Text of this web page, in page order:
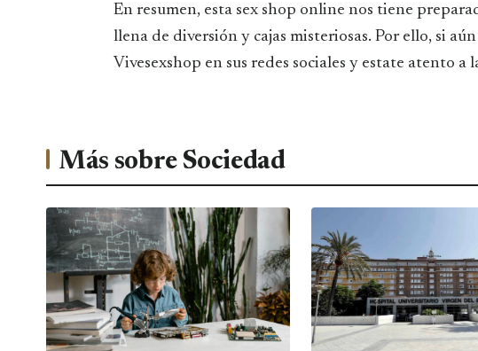
En resumen, esta sex shop online nos tiene
llena de diversión y cajas misteriosas. Por ello, si
Vivesexshop en sus redes sociales y estate atento a
Más sobre Sociedad